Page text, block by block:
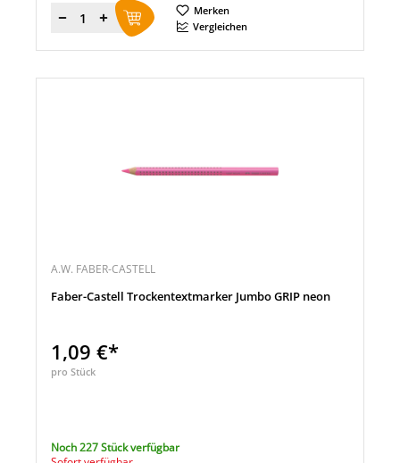
Menge
Merken
Vergleichen
A.W. FABER-CASTELL
Faber-Castell Trockentextmarker Jumbo GRIP neon
1,09 €*
pro Stück
Noch 227 Stück verfügbar